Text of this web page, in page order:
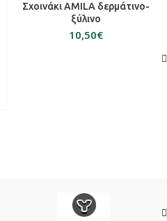
Σχοινάκι AMILA δερμάτινο-
ξύλινο
€